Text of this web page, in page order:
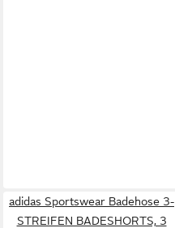
adidas Sportswear Badehose 3-
STREIFEN BADESHORTS, 3